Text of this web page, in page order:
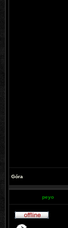
Góra
peyo